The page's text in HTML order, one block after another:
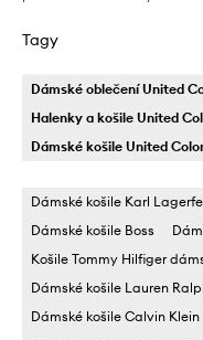
Tagy
Dámské oblečení United
Halenky a košile United
Dámské košile United
Dámské košile Karl
Dámské košile Boss
Košile Tommy Hilfiger
Dámské košile Lauren
Dámské košile Calvin Klein